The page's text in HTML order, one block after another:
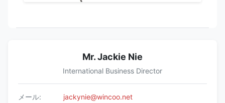
Mr. Jackie Nie
International Business Director
メール:
jackynie@wincoo.net